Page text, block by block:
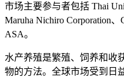
市场主要参与者包括 Thai
Maruha Nichiro Corporation、
ASA。
水产养殖是繁殖、饲养和收
物的方法。全球市场受到日